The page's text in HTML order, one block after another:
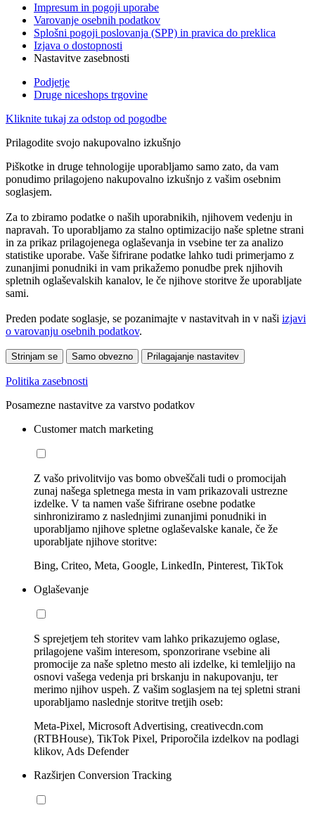
Impresum in pogoji uporabe
Varovanje osebnih podatkov
Splošni pogoji poslovanja (SPP) in pravica do preklica
Izjava o dostopnosti
Nastavitve zasebnosti
Podjetje
Druge niceshops trgovine
Kliknite tukaj za odstop od pogodbe
Prilagodite svojo nakupovalno izkušnjo
Piškotke in druge tehnologije uporabljamo samo zato, da vam
ponudimo prilagojeno nakupovalno izkušnjo z vašim osebnim
soglasjem.
Za to zbiramo podatke o naših uporabnikih, njihovem vedenju in
napravah. To uporabljamo za stalno optimizacijo naše spletne strani
in za prikaz prilagojenega oglaševanja in vsebine ter za analizo
statistike uporabe. Vaše šifrirane podatke lahko tudi primerjamo z
zunanjimi ponudniki in vam prikažemo ponudbe prek njihovih
spletnih oglaševalskih kanalov, le če njihove storitve že uporabljate
sami.
Preden podate soglasje, se pozanimajte v nastavitvah in v naši izjavi
o varovanju osebnih podatkov.
Strinjam se Samo obvezno Prilagajanje nastavitev
Politika zasebnosti
Posamezne nastavitve za varstvo podatkov
Customer match marketing
Z vašo privolitvijo vas bomo obveščali tudi o promocijah
zunaj našega spletnega mesta in vam prikazovali ustrezne
izdelke. V ta namen vaše šifrirane osebne podatke
sinhroniziramo z naslednjimi zunanjimi ponudniki in
uporabljamo njihove spletne oglaševalske kanale, če že
uporabljate njihove storitve:
Bing, Criteo, Meta, Google, LinkedIn, Pinterest, TikTok
Oglaševanje
S sprejetjem teh storitev vam lahko prikazujemo oglase,
prilagojene vašim interesom, sponzorirane vsebine ali
promocije za naše spletno mesto ali izdelke, ki temleljijo na
osnovi vašega vedenja pri brskanju in nakupovanju, ter
merimo njihov uspeh. Z vašim soglasjem na tej spletni strani
uporabljamo naslednje storitve tretjih oseb:
Meta-Pixel, Microsoft Advertising, creativecdn.com
(RTBHouse), TikTok Pixel, Priporočila izdelkov na podlagi
klikov, Ads Defender
Razširjen Conversion Tracking